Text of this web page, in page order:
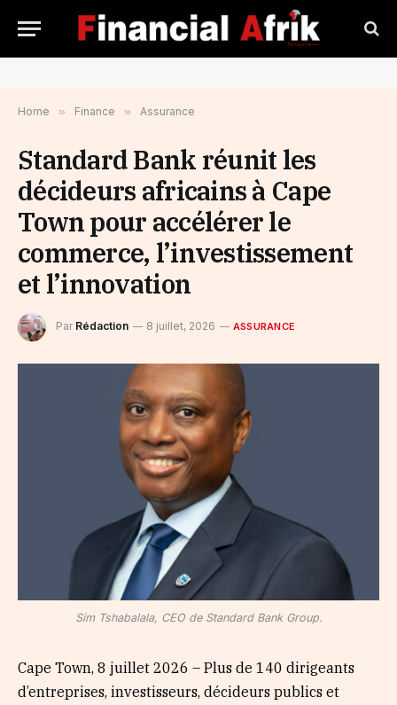
Home » Finance » Assurance
Standard Bank réunit les
décideurs africains à Cape
Town pour accélérer le
commerce, l’investissement
et l’innovation
Par Rédaction 8 juillet, 2026 ASSURANCE
Sim Tshabalala, CEO de Standard Bank Group.
Cape Town, 8 juillet 2026 – Plus de 140 dirigeants
d’entreprises, investisseurs, décideurs publics et